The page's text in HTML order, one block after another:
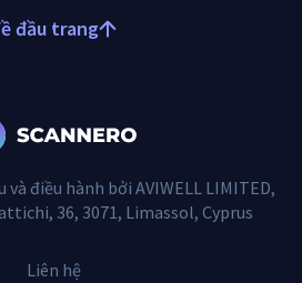
đầu trang
điều hành bởi AVIWELL LIMITED,
36, 3071, Limassol, Cyprus
Liên hệ